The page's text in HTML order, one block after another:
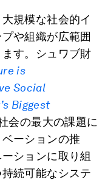
規模な社会的イ
や組織が広範囲
す。シュワブ財
is
Social
’s Biggest
会の最大の課題に
ーションの推
ションに取り組
続可能なシステ